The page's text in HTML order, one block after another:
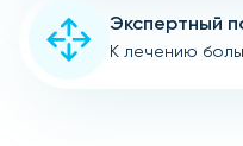
Экспертный
К лечению